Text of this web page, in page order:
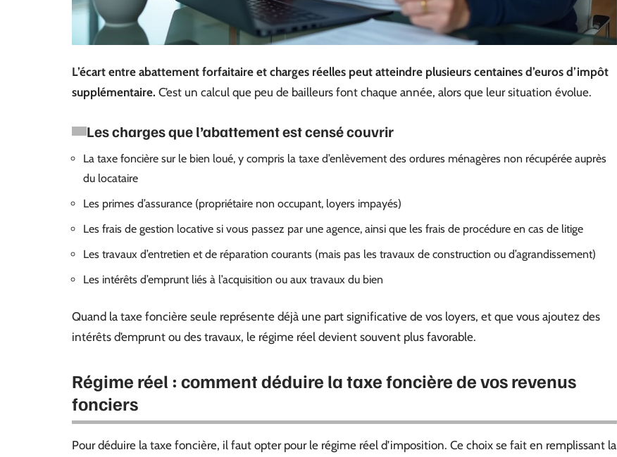
L’écart entre abattement forfaitaire et charges réelles peut atteindre plusieurs centaines d’euros d’impôt
supplémentaire. C’est un calcul que peu de bailleurs font chaque année, alors que leur situation évolue.
Les charges que l’abattement est censé couvrir
La taxe foncière sur le bien loué, y compris la taxe d’enlèvement des ordures ménagères non récupérée auprès
du locataire
Les primes d’assurance (propriétaire non occupant, loyers impayés)
Les frais de gestion locative si vous passez par une agence, ainsi que les frais de procédure en cas de litige
Les travaux d’entretien et de réparation courants (mais pas les travaux de construction ou d’agrandissement)
Les intérêts d’emprunt liés à l’acquisition ou aux travaux du bien
Quand la taxe foncière seule représente déjà une part significative de vos loyers, et que vous ajoutez des
intérêts d’emprunt ou des travaux, le régime réel devient souvent plus favorable.
Régime réel : comment déduire la taxe foncière de vos revenus
fonciers
Pour déduire la taxe foncière, il faut opter pour le régime réel d’imposition. Ce choix se fait en remplissant la